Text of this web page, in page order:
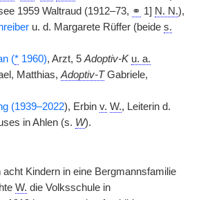
1959 Waltraud (1912–73, ⚭ 1] N. N.),
u. d. Margarete Rüffer (beide s.
(* 1960), Arzt, 5 Adoptiv-K u. a.
Matthias, Adoptiv-TGabriele,
(1939–2022), Erbin v. W., Leiterin d.
in Ahlen (s. W).
Kindern in eine Bergmannsfamilie
W. die Volksschule in